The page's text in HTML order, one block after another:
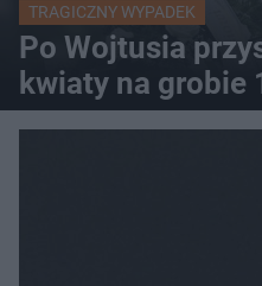
TRAGICZNY WYPADEK
Po Wojtusia
kwiaty na grobie